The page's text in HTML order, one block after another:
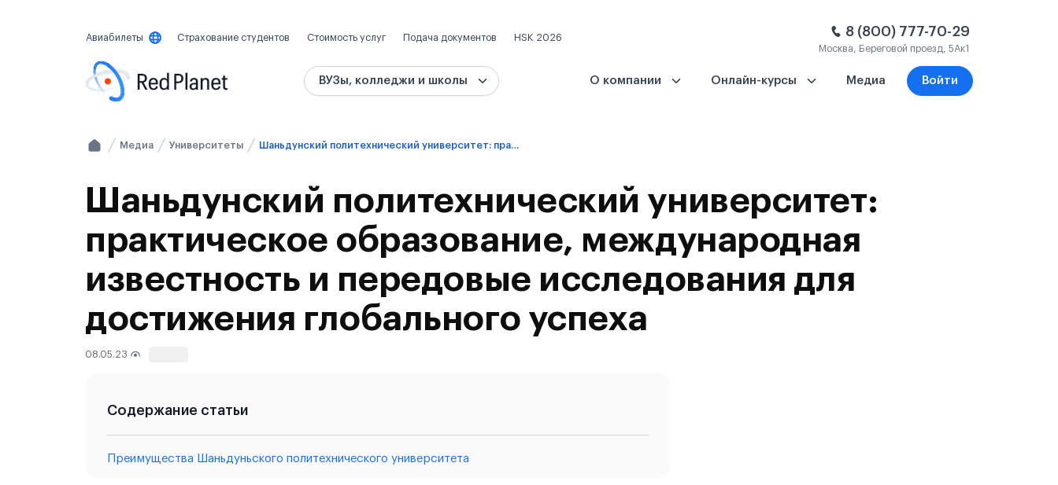
Авиабилеты Страхование студентов Стоимость услуг Подача документов HSK 2026 8 (800) 777-70-29
Москва, Береговой проезд, 5Ак1
ВУЗы, колледжи и школы О компании Онлайн-курсы Медиа Войти
Медиа Университеты Шаньдунский политехнический университет: практическое образование, международная известность и передовые исследования для достижения глобального успеха
Шаньдунский политехнический университет:
практическое образование, международная
известность и передовые исследования для
достижения глобального успеха
08.05.23
Содержание статьи
Преимущества Шаньдуньского политехнического университета